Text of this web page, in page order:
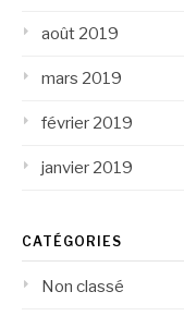
août 2019
mars 2019
février 2019
janvier 2019
CATÉGORIES
Non classé